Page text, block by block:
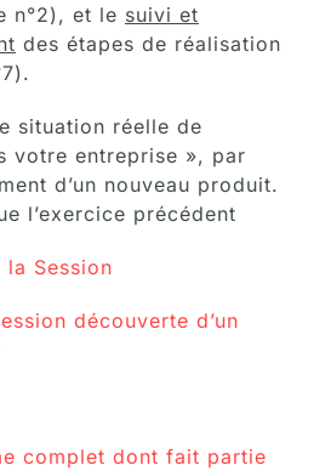
n°2), et le suivi et
des étapes de réalisation
situation réelle de
votre entreprise », par
d’un nouveau produit.
l’exercice précédent
Session
découverte d’un
complet dont fait partie